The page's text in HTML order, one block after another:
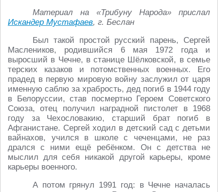
Материал на «Трибуну Народа» прислал
Искандер Мустафаев, г. Беслан
Был такой простой русский парень, Сергей
Маслеников, родившийся 6 мая 1972 года и
выросший в Чечне, в станице Шёлковской, в семье
терских казаков и потомственных военных. Его
прадед в первую мировую войну заслужил от царя
именную саблю за храбрость, дед погиб в 1944 году
в Белоруссии, став посмертно Героем Советского
Союза, отец получил наградной пистолет в 1968
году за Чехословакию, старший брат погиб в
Афганистане. Сергей ходил в детский сад с детьми
вайнахов, учился в школе с чеченцами, не раз
дрался с ними ещё ребёнком. Он с детства не
мыслил для себя никакой другой карьеры, кроме
карьеры военного.
А потом грянул 1991 год: в Чечне началась